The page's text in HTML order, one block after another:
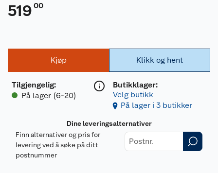
519 00
Kjøp
Tilgjengelig:
På lager (6-20)
Klikk og hent
Butikklager:
Velg butikk
På lager i 3 butikker
Dine leveringsalternativer
Finn alternativer og pris for
levering ved å søke på ditt
postnummer